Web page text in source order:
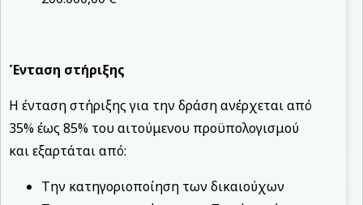
Ένταση στήριξης
Η ένταση στήριξης για την δράση ανέρχεται από
35% έως 85% του αιτούμενου προϋπολογισμού
και εξαρτάται από:
Την κατηγοριοποίηση των δικαιούχων